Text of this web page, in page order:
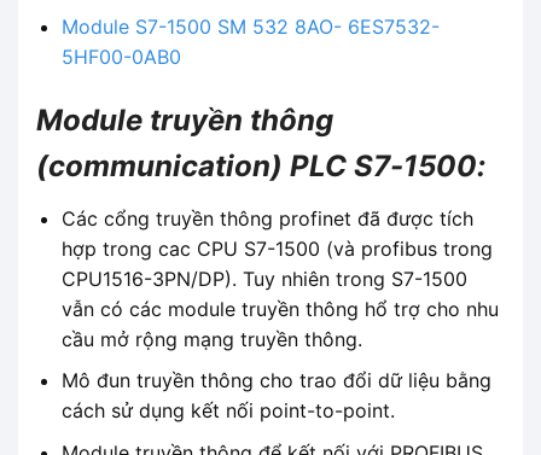
Module S7-1500 SM 532 8AO- 6ES7532-
5HF00-0AB0
Module truyền thông
(communication) PLC S7-1500:
Các cổng truyền thông profinet đã được tích
hợp trong cac CPU S7-1500 (và profibus trong
CPU1516-3PN/DP). Tuy nhiên trong S7-1500
vẫn có các module truyền thông hổ trợ cho nhu
cầu mở rộng mạng truyền thông.
Mô đun truyền thông cho trao đổi dữ liệu bằng
cách sử dụng kết nối point-to-point.